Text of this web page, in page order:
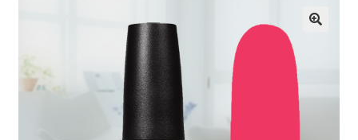
Qui sommes-nous
Sécurité et confidentialité